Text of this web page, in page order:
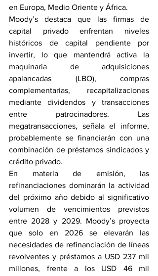
en Europa, Medio Oriente y África.
Moody’s destaca que las firmas de
capital privado enfrentan niveles
históricos de capital pendiente por
invertir, lo que mantendrá activa la
maquinaria de adquisiciones
apalancadas (LBO), compras
complementarias, recapitalizaciones
mediante dividendos y transacciones
entre patrocinadores. Las
megatransacciones, señala el informe,
probablemente se financiarán con una
combinación de préstamos sindicados y
crédito privado.
En materia de emisión, las
refinanciaciones dominarán la actividad
del próximo año debido al significativo
volumen de vencimientos previstos
entre 2028 y 2029. Moody’s proyecta
que solo en 2026 se elevarán las
necesidades de refinanciación de líneas
revolventes y préstamos a USD 237 mil
millones, frente a los USD 46 mil